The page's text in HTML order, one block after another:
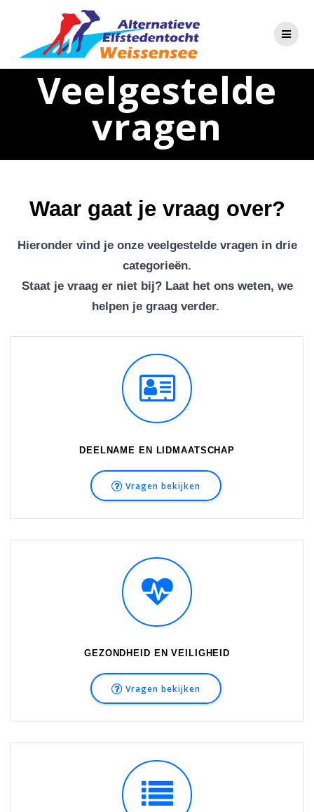
to
content
Veelgestelde
vragen
Waar gaat je vraag over?
Hieronder vind je onze veelgestelde vragen in drie
categorieën.
Staat je vraag er niet bij? Laat het ons weten, we
helpen je graag verder.
DEELNAME EN LIDMAATSCHAP
Vragen bekijken
GEZONDHEID EN VEILIGHEID
Vragen bekijken